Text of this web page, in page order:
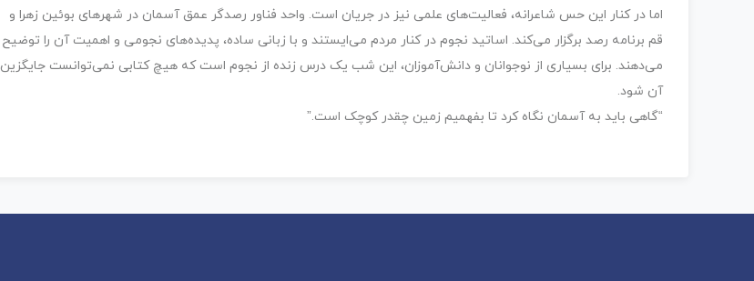
اما در کنار این حس شاعرانه، فعالیت‌های علمی نیز در جریان است. واحد فناور رصدگر عمق آسمان در شهرهای بوئین زهرا و
قم برنامه رصد برگزار می‌کند. اساتید نجوم در کنار مردم می‌ایستند و با زبانی ساده، پدیده‌های نجومی و اهمیت آن را توضیح
می‌دهند. برای بسیاری از نوجوانان و دانش‌آموزان، این شب یک درس زنده از نجوم است که هیچ کتابی نمی‌توانست جایگزین
آن شود.
“گاهی باید به آسمان نگاه کرد تا بفهمیم زمین چقدر کوچک است.”